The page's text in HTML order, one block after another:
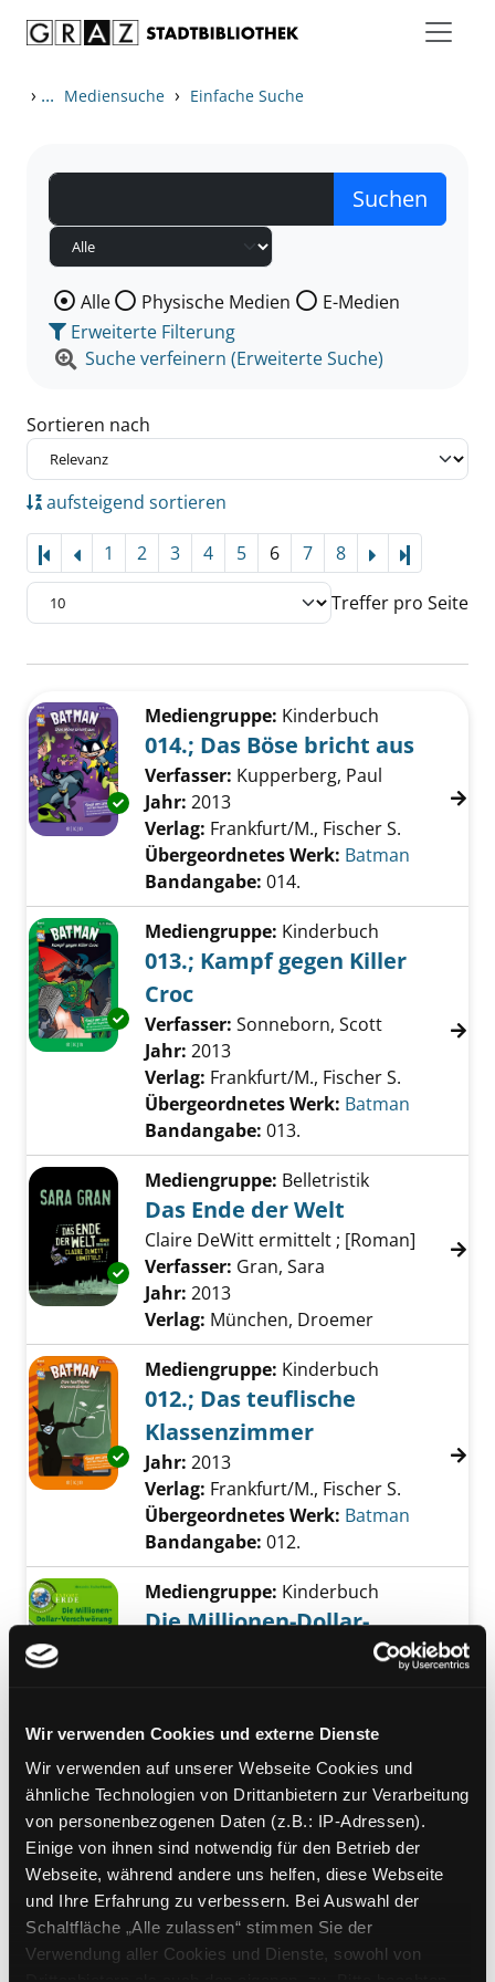
Wir verwenden Cookies und externe Dienste
Wir verwenden auf unserer Webseite Cookies und
ähnliche Technologien von Drittanbietern zur Verarbeitung
von personenbezogenen Daten (z.B.: IP-Adressen).
Einige von ihnen sind notwendig für den Betrieb der
Webseite, während andere uns helfen, diese Webseite
und Ihre Erfahrung zu verbessern. Bei Auswahl der
Schaltfläche „Alle zulassen“ stimmen Sie der
Verwendung aller Cookies und Dienste, sowohl von
› ... Mediensuche › Einfache Suche
Wählen Sie die Medienart nach der Sie suchen wollen.
Alle Physische Medien
E-Medien
Erweiterte Filterung
Suche verfeinern (Erweiterte Suche)
Sortieren nach
aufsteigend sortieren
1 2 3 4 5 6 7 8
Treffer pro Seite
Zu den Suchfiltern springen
Exemplar-Details von 014.; Das Böse bricht
Mediengruppe: Kinderbuch
014.; Das Böse bricht aus
Verfasser: Kupperberg, Paul
Jahr: 2013
Verlag: Frankfurt/M., Fischer S.
Übergeordnetes Werk: Batman
Bandangabe: 014.
Exemplar-Details von 013.; Kampf gegen
Mediengruppe: Kinderbuch
013.; Kampf gegen Killer
Croc
Verfasser: Sonneborn, Scott Suche nach
Jahr: 2013
Verlag: Frankfurt/M., Fischer S.
Übergeordnetes Werk: Batman
Bandangabe: 013.
Exemplar-Details von Das Ende der Welt
Mediengruppe: Belletristik
Das Ende der Welt
Claire DeWitt ermittelt ; [Roman]
Verfasser: Gran, Sara
Jahr: 2013
Verlag: München, Droemer
Exemplar-Details von 012.; Das teuflische
Mediengruppe: Kinderbuch
012.; Das teuflische
Klassenzimmer
Suche nach diesem Verfasser
Jahr: 2013
Verlag: Frankfurt/M., Fischer S.
Übergeordnetes Werk: Batman
Bandangabe: 012.
Mediengruppe: Kinderbuch
Die Millionen-Dollar-
AlexandraSuche nach diesem Verfasser
Jahr:2008Verlag:Bindlach, Loewe
Reihe: Tatort Erde
Exemplar-Details von La course des
Mediengruppe:Belletristik
La course des hamsters
Verfasser:Manzini, AntonioSuche nach
Jahr:2019
Verlag: Paris, Éditions Denoël